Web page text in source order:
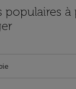
populaires à